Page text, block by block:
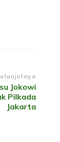
Jokowi
Pilkada
Jakarta